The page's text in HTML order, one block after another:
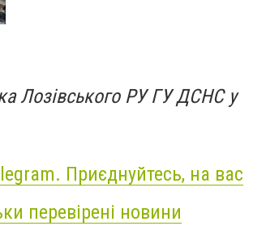
Лозівського РУ ГУ ДСНС у
Приєднуйтесь, на вас
перевірені новини